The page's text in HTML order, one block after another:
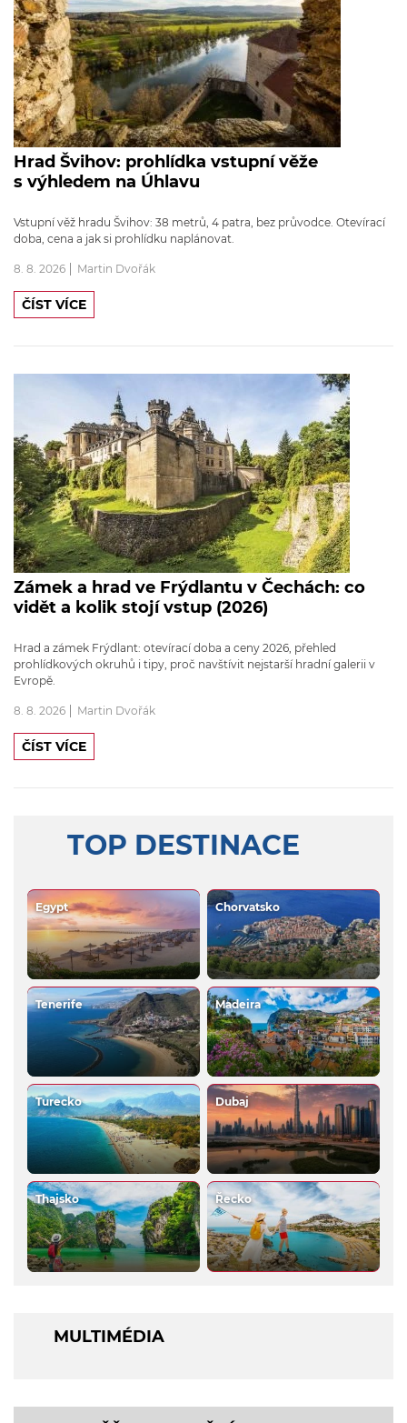
Hrad Švihov: prohlídka vstupní věže
s výhledem na Úhlavu
Vstupní věž hradu Švihov: 38 metrů, 4 patra, bez průvodce. Otevírací
doba, cena a jak si prohlídku naplánovat.
8. 8. 2026 Martin Dvořák
ČÍST VÍCE
Zámek a hrad ve Frýdlantu v Čechách: co
vidět a kolik stojí vstup (2026)
Hrad a zámek Frýdlant: otevírací doba a ceny 2026, přehled
prohlídkových okruhů i tipy, proč navštívit nejstarší hradní galerii v
Evropě.
8. 8. 2026 Martin Dvořák
ČÍST VÍCE
TOP DESTINACE
Egypt Chorvatsko
Tenerife Madeira
Turecko Dubaj
Thajsko Řecko
MULTIMÉDIA